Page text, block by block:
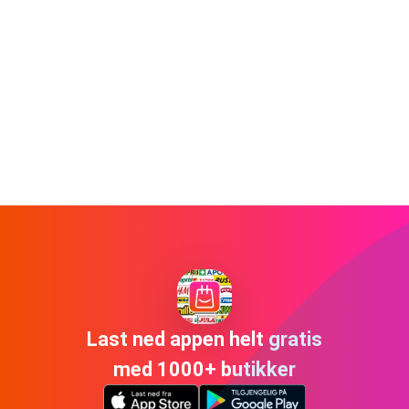
Last ned appen helt gratis
med 1000+ butikker